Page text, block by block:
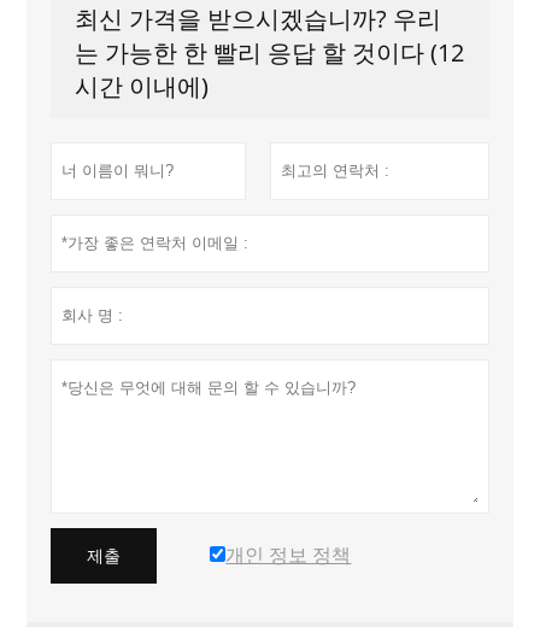
최신 가격을 받으시겠습니까? 우리
는 가능한 한 빨리 응답 할 것이다 (12
시간 이내에)
제출 개인 정보 정책